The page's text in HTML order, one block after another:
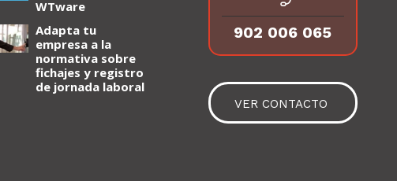
WTware
Adapta tu
empresa a la
normativa sobre
fichajes y registro
de jornada laboral
902 006 065
VER CONTACTO